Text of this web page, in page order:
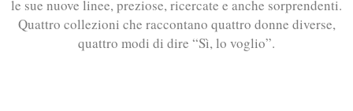
le sue nuove linee, preziose, ricercate e anche sorprendenti.
Quattro collezioni che raccontano quattro donne diverse,
quattro modi di dire “Sì, lo voglio”.